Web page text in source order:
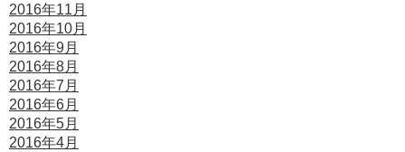
2016年11月
2016年10月
2016年9月
2016年8月
2016年7月
2016年6月
2016年5月
2016年4月